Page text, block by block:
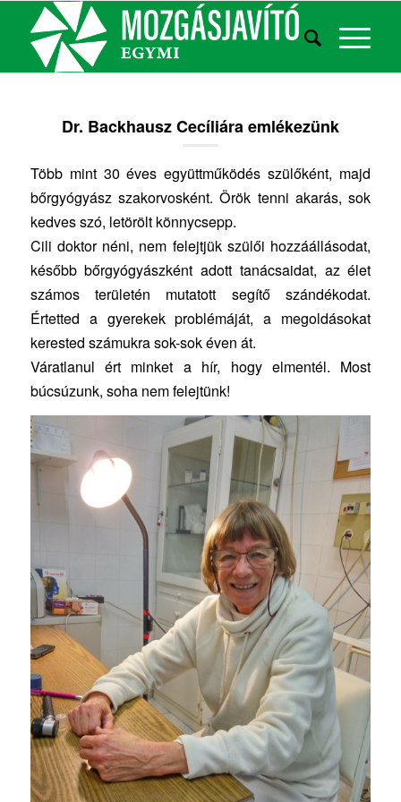
Dr. Backhausz Cecíliára emlékezünk
Több mint 30 éves együttműködés szülőként, majd
bőrgyógyász szakorvosként. Örök tenni akarás, sok
kedves szó, letörölt könnycsepp.
Cili doktor néni, nem felejtjük szülői hozzáállásodat,
később bőrgyógyászként adott tanácsaidat, az élet
számos területén mutatott segítő szándékodat.
Értetted a gyerekek problémáját, a megoldásokat
kerested számukra sok-sok éven át.
Váratlanul ért minket a hír, hogy elmentél. Most
búcsúzunk, soha nem felejtünk!